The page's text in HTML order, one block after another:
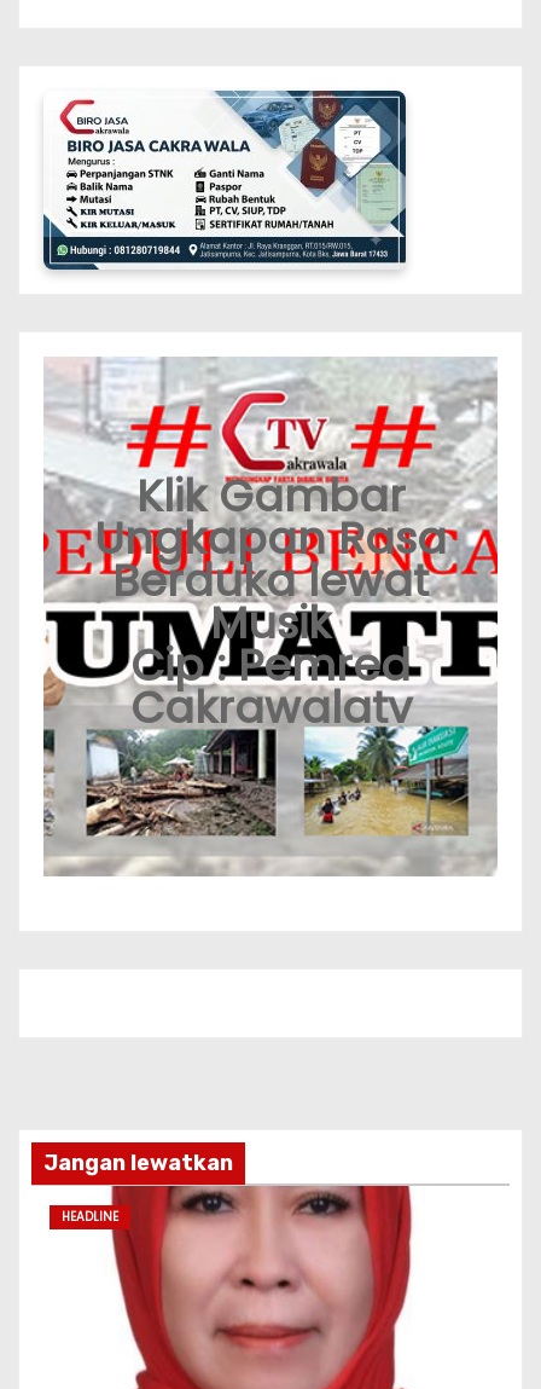
Klik Gambar
Ungkapan Rasa
Berduka lewat
Musik
Cip : Pemred
Cakrawalatv
Jangan lewatkan
HEADLINE